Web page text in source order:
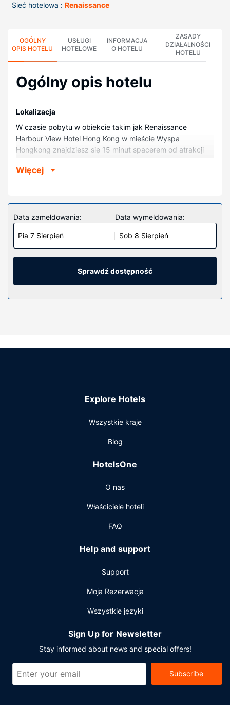
Sieć hotelowa : Renaissance
OGÓLNY
OPIS HOTELU
USŁUGI
HOTELOWE
INFORMACJA
O HOTELU
ZASADY
DZIAŁALNOŚCI
HOTELU
Ogólny opis hotelu
Lokalizacja
W czasie pobytu w obiekcie takim jak Renaissance
Harbour View Hotel Hong Kong w mieście Wyspa
Hongkong znajdziesz się 15 minut spacerem od atrakcji
Victorii. Hotel (w stylu luksusowym) znajduje się 5,7 km od
Poczuj się jak w domu w 858 pokojach, których
wyposażenie to lodówka i minibar. Bezpłatny
bezprzewodowy dostęp do internetu zapewni łączność ze
światem, a telewizor LCD i satelitarna — rozrywkę.
Wyposażenie łazienki: markowe przybory toaletowe i
całodobowe centrum fitness. Ten hotel oferuje takie
Zjedz coś w restuaracji Mirage Bar & Restaurant jednej z 3
i skorzystaj z całodobowej obsługi pokojowej. Śniadanie w
Pozostałe udogodnienia
limuzyn i samochodów oraz ekspresowe wymeldowanie.
hotel oferuje pomieszczenia konferencyjne oraz 9 sale
konferencyjne o łącznej powierzchni 1363 m kw. (14671
samodzielne parkowanie (za opłatą).
Więcej
Data zameldowania:
Pia 7 Sierpień
Data wymeldowania:
Sob 8 Sierpień
Sprawdź dostępność
Explore Hotels
Wszystkie kraje
Blog
HotelsOne
O nas
Właściciele hoteli
FAQ
Help and support
Support
Moja Rezerwacja
Wszystkie języki
Sign Up for Newsletter
Stay informed about news and special offers!
Subscribe